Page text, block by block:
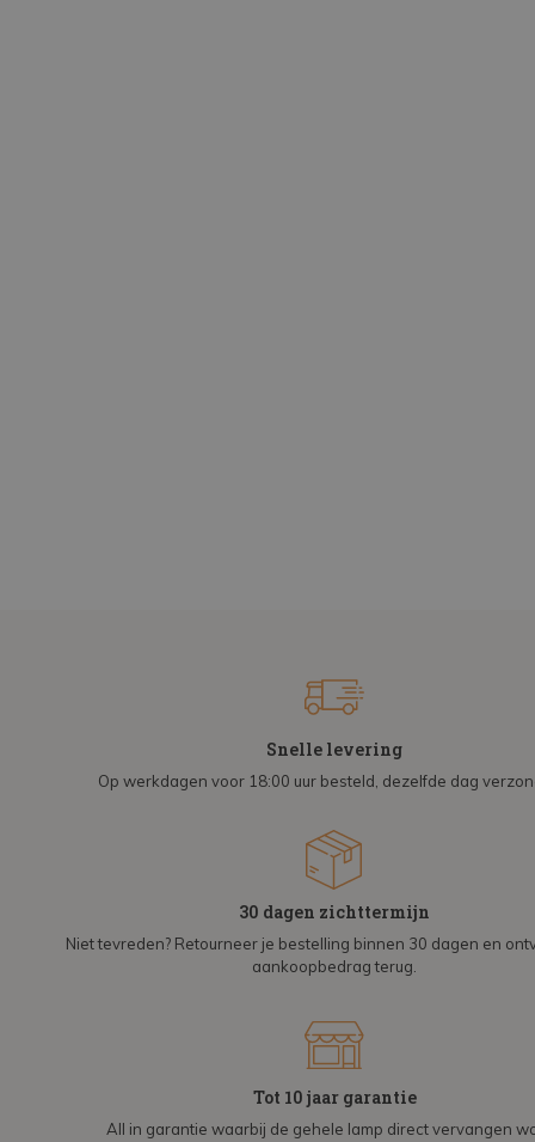
Snelle levering
Op werkdagen voor 18:00 uur besteld, dezelfde dag
30 dagen zichttermijn
Niet tevreden? Retourneer je bestelling binnen 30 dagen en
aankoopbedrag terug.
Tot 10 jaar garantie
All in garantie waarbij de gehele lamp direct vervangen